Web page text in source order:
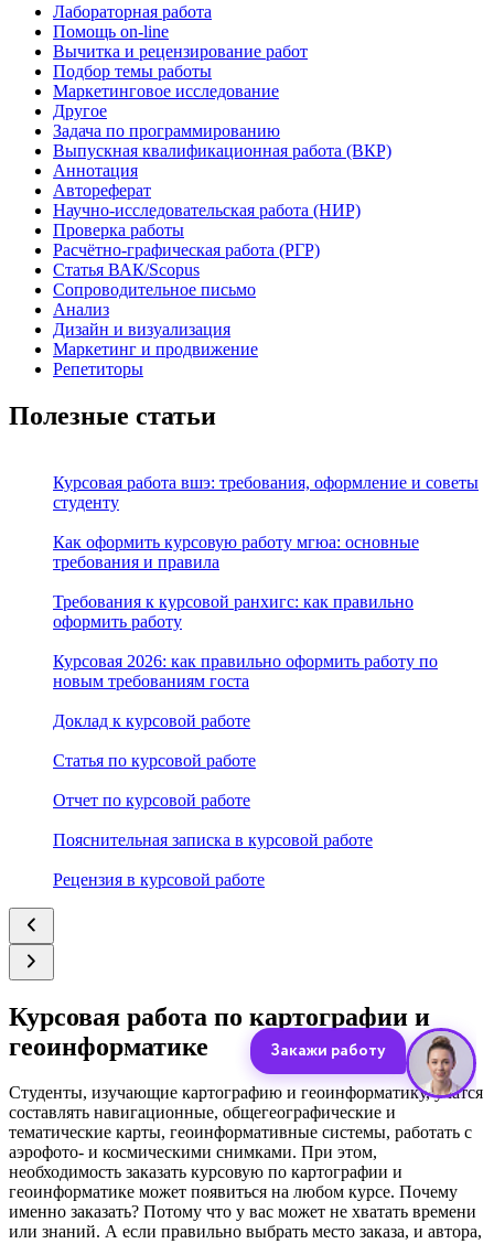
Лабораторная работа
Помощь on-line
Вычитка и рецензирование работ
Подбор темы работы
Маркетинговое исследование
Другое
Задача по программированию
Выпускная квалификационная работа (ВКР)
Аннотация
Автореферат
Научно-исследовательская работа (НИР)
Проверка работы
Расчётно-графическая работа (РГР)
Статья ВАК/Scopus
Сопроводительное письмо
Анализ
Дизайн и визуализация
Маркетинг и продвижение
Репетиторы
Полезные статьи
Курсовая работа вшэ: требования, оформление и советы
студенту
Как оформить курсовую работу мгюа: основные
требования и правила
Требования к курсовой ранхигс: как правильно
оформить работу
Курсовая 2026: как правильно оформить работу по
новым требованиям госта
Доклад к курсовой работе
Статья по курсовой работе
Отчет по курсовой работе
Пояснительная записка в курсовой работе
Рецензия в курсовой работе
Курсовая работа по картографии и
геоинформатике
Студенты, изучающие картографию и геоинформатику, учатся
составлять навигационные, общегеографические и
тематические карты, геоинформативные системы, работать с
аэрофото- и космическими снимками. При этом,
необходимость заказать курсовую по картографии и
геоинформатике может появиться на любом курсе. Почему
именно заказать? Потому что у вас может не хватать времени
или знаний. А если правильно выбрать место заказа, и автора,